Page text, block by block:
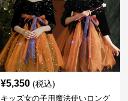
¥5,350 (税込)
キッズ女の子用魔法使いロング